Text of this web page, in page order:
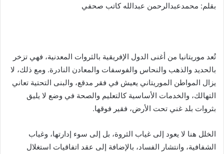
بقلم: محمدعبدالرحمن عبدالله كاتب صحفي
تُعد موريتانيا من أغنى الدول الإفريقية بالثروات المعدنية، فهي تزخر
بالحديد والذهب والنحاس والفوسفات والمعادن النادرة. ومع ذلك، لا
يزال المواطن الموريتاني يعيش في فقر مدقع، والبنى التحتية تعاني
التهالك، والخدمات الأساسية كالتعليم والصحة في وضع لا يليق
بثروات بلد غني تحت الأرض، فقير فوقها.
الخلل هنا لا يعود إلى غياب الثروة، بل إلى سوء إدارتها، وغياب
الشفافية، وانتشار الفساد، بالإضافة إلى عقد اتفاقيات استغلال